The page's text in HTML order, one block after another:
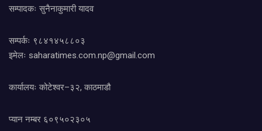
सम्पादकः सुनैनाकुमारी यादव
सम्पर्कः ९८४१४५८८०३
इमेलः saharatimes.com.np@gmail.com
कार्यालयः कोटेश्वर–३२, काठमाडौ
प्यान नम्बर ६०९५०२३०५